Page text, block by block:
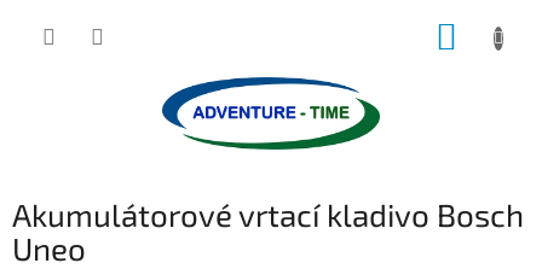
Akumulátorové vrtací kladivo Bosch
Uneo